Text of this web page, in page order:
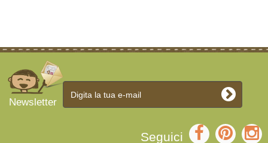
Newsletter
Seguici